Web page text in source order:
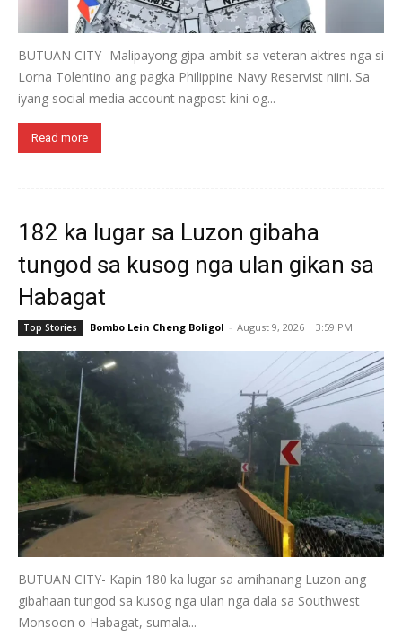
BUTUAN CITY- Malipayong gipa-ambit sa veteran aktres nga si
Lorna Tolentino ang pagka Philippine Navy Reservist niini. Sa
iyang social media account nagpost kini og...
Read more
182 ka lugar sa Luzon gibaha
tungod sa kusog nga ulan gikan sa
Habagat
Top Stories Bombo Lein Cheng Boligol - August 9, 2026 | 3:59 PM
BUTUAN CITY- Kapin 180 ka lugar sa amihanang Luzon ang
gibahaan tungod sa kusog nga ulan nga dala sa Southwest
Monsoon o Habagat, sumala...